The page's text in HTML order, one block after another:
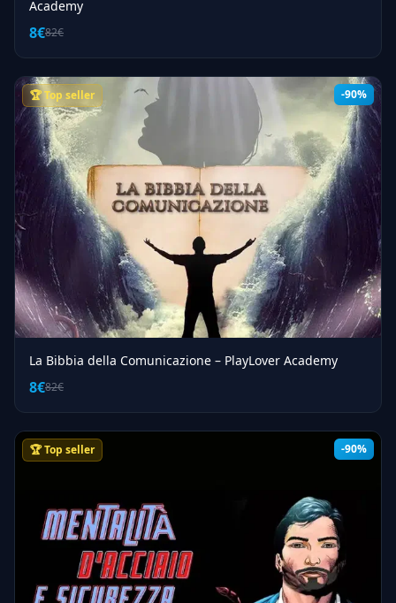
Academy
8€82€
-90%
🏆 Top seller
La Bibbia della Comunicazione – PlayLover Academy
8€82€
-90%
🏆 Top seller